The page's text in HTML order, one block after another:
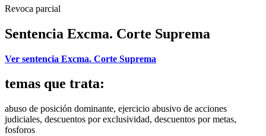
Revoca parcial
Sentencia Excma. Corte Suprema
Ver sentencia Excma. Corte Suprema
temas que trata:
abuso de posición dominante, ejercicio abusivo de acciones
judiciales, descuentos por exclusividad, descuentos por metas,
fosforos